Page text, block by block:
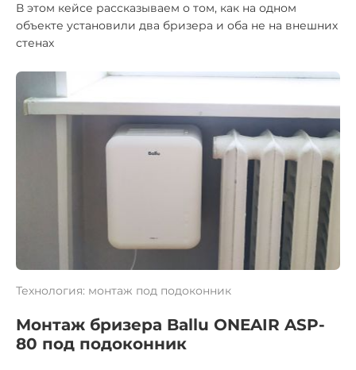
В этом кейсе рассказываем о том, как на одном
объекте установили два бризера и оба не на внешних
стенах
Технология: монтаж под подоконник
Монтаж бризера Ballu ONEAIR ASP-
80 под подоконник